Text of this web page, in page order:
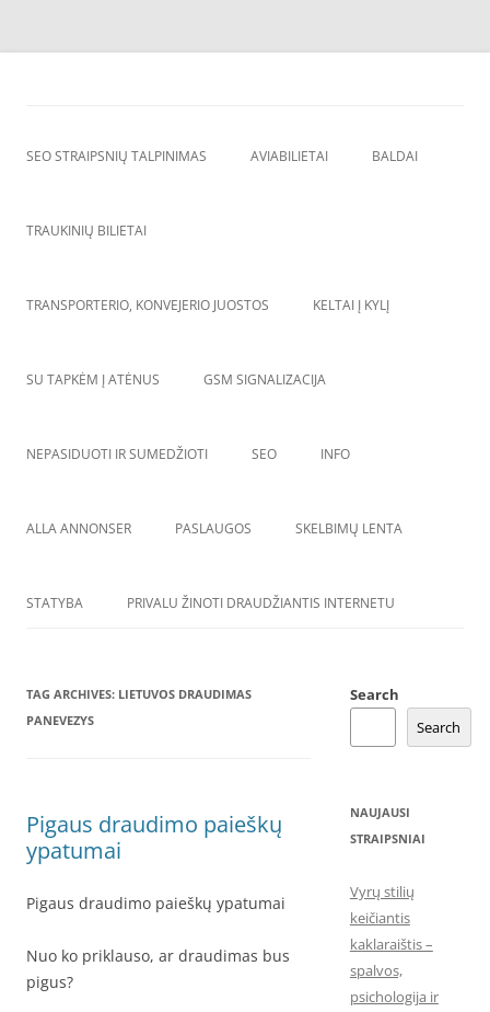
Skip
SEO STRAIPSNIŲ TALPINIMAS AVIABILIETAI BALDAI
TRAUKINIŲ BILIETAI
TRANSPORTERIO, KONVEJERIO JUOSTOS KELTAI Į KYLĮ
SU TAPKĖM Į ATĖNUS GSM SIGNALIZACIJA
NEPASIDUOTI IR SUMEDŽIOTI SEO INFO
ALLA ANNONSER PASLAUGOS SKELBIMŲ LENTA
STATYBA PRIVALU ŽINOTI DRAUDŽIANTIS INTERNETU
TAG ARCHIVES: LIETUVOS DRAUDIMAS
PANEVEZYS
Pigaus draudimo paieškų
ypatumai
Pigaus draudimo paieškų ypatumai
Nuo ko priklauso, ar draudimas bus
pigus?
Search
Search
NAUJAUSI
STRAIPSNIAI
Vyrų stilių
keičiantis
kaklaraištis –
spalvos,
psichologija ir